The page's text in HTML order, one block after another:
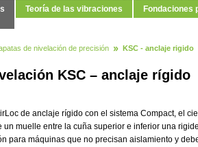
Teoría de las vibraciones Fondaciones
de nivelación de precisión KSC - anclaje rigido
KSC – anclaje rígido
de anclaje rígido con el sistema Compact, el
un muelle entre la cuña superior e inferior una
para máquinas que no precisan aislamiento y